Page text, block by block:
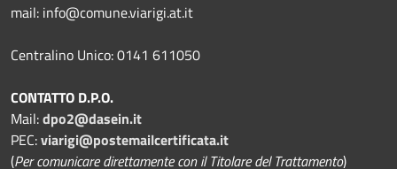
mail: info@comune.viarigi.at.it
Centralino Unico: 0141 611050
CONTATTO D.P.O.
Mail:dpo2@dasein.it
PEC:viarigi@postemailcertificata.it
(Per comunicare direttamente con il Titolare del Trattamento)